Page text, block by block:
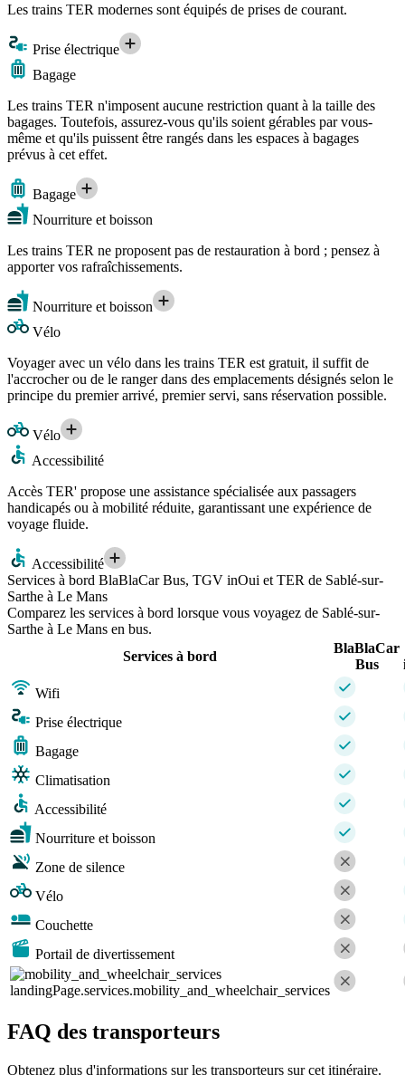
Les trains TER modernes sont équipés de prises de courant.
Prise électrique
Bagage
Les trains TER n'imposent aucune restriction quant à la taille des
bagages. Toutefois, assurez-vous qu'ils soient gérables par vous-
même et qu'ils puissent être rangés dans les espaces à bagages
prévus à cet effet.
Bagage
Nourriture et boisson
Les trains TER ne proposent pas de restauration à bord ; pensez à
apporter vos rafraîchissements.
Nourriture et boisson
Vélo
Voyager avec un vélo dans les trains TER est gratuit, il suffit de
l'accrocher ou de le ranger dans des emplacements désignés selon le
principe du premier arrivé, premier servi, sans réservation possible.
Vélo
Accessibilité
Accès TER' propose une assistance spécialisée aux passagers
handicapés ou à mobilité réduite, garantissant une expérience de
voyage fluide.
Accessibilité
Services à bord BlaBlaCar Bus, TGV inOui et TER de Sablé-sur-
Sarthe à Le Mans
Comparez les services à bord lorsque vous voyagez de Sablé-sur-
Sarthe à Le Mans en bus.
Services à bord
BlaBlaCar
Bus
Wifi
Prise électrique
Bagage
Climatisation
Accessibilité
Nourriture et boisson
Zone de silence
Vélo
Couchette
Portail de divertissement
landingPage.services.mobility_and_wheelchair_services
FAQ des transporteurs
Obtenez plus d'informations sur les transporteurs sur cet itinéraire.